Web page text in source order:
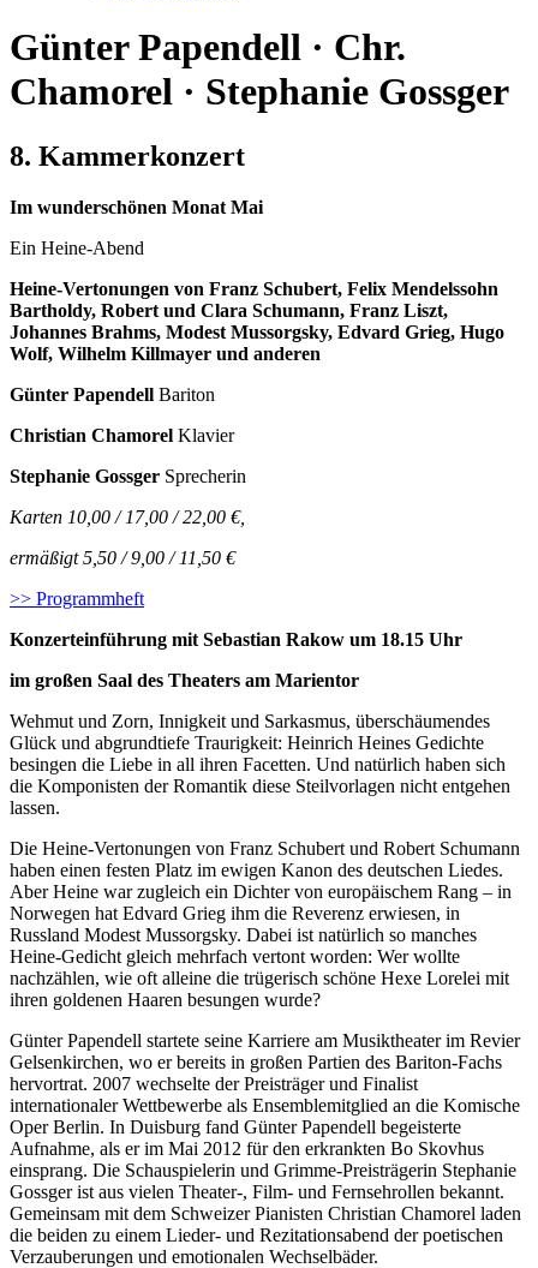
Günter Papendell · Chr.
Chamorel · Stephanie Gossger
8. Kammerkonzert
Im wunderschönen Monat Mai
Ein Heine-Abend
Heine-Vertonungen von Franz Schubert, Felix Mendelssohn
Bartholdy, Robert und Clara Schumann, Franz Liszt,
Johannes Brahms, Modest Mussorgsky, Edvard Grieg, Hugo
Wolf, Wilhelm Killmayer und anderen
Günter Papendell Bariton
Christian Chamorel Klavier
Stephanie Gossger Sprecherin
Karten 10,00 / 17,00 / 22,00 €,
ermäßigt 5,50 / 9,00 / 11,50 €
>> Programmheft
Konzerteinführung mit Sebastian Rakow um 18.15 Uhr
im großen Saal des Theaters am Marientor
Wehmut und Zorn, Innigkeit und Sarkasmus, überschäumendes
Glück und abgrundtiefe Traurigkeit: Heinrich Heines Gedichte
besingen die Liebe in all ihren Facetten. Und natürlich haben sich
die Komponisten der Romantik diese Steilvorlagen nicht entgehen
lassen.
Die Heine-Vertonungen von Franz Schubert und Robert Schumann
haben einen festen Platz im ewigen Kanon des deutschen Liedes.
Aber Heine war zugleich ein Dichter von europäischem Rang – in
Norwegen hat Edvard Grieg ihm die Reverenz erwiesen, in
Russland Modest Mussorgsky. Dabei ist natürlich so manches
Heine-Gedicht gleich mehrfach vertont worden: Wer wollte
nachzählen, wie oft alleine die trügerisch schöne Hexe Lorelei mit
ihren goldenen Haaren besungen wurde?
Günter Papendell startete seine Karriere am Musiktheater im Revier
Gelsenkirchen, wo er bereits in großen Partien des Bariton-Fachs
hervortrat. 2007 wechselte der Preisträger und Finalist
internationaler Wettbewerbe als Ensemblemitglied an die Komische
Oper Berlin. In Duisburg fand Günter Papendell begeisterte
Aufnahme, als er im Mai 2012 für den erkrankten Bo Skovhus
einsprang. Die Schauspielerin und Grimme-Preisträgerin Stephanie
Gossger ist aus vielen Theater-, Film- und Fernsehrollen bekannt.
Gemeinsam mit dem Schweizer Pianisten Christian Chamorel laden
die beiden zu einem Lieder- und Rezitationsabend der poetischen
Verzauberungen und emotionalen Wechselbäder.